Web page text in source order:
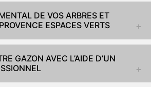
DE VOS ARBRES ET
ESPACES VERTS
GAZON AVEC L’AIDE D’UN